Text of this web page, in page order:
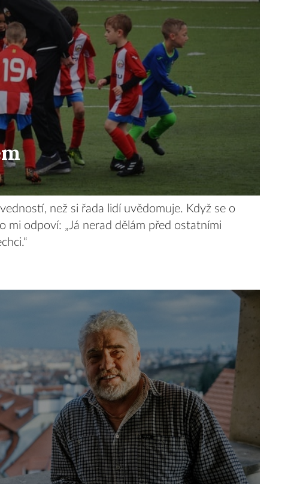
než si řada lidí uvědomuje. Když se o
odpoví: „Já nerad dělám před ostatními